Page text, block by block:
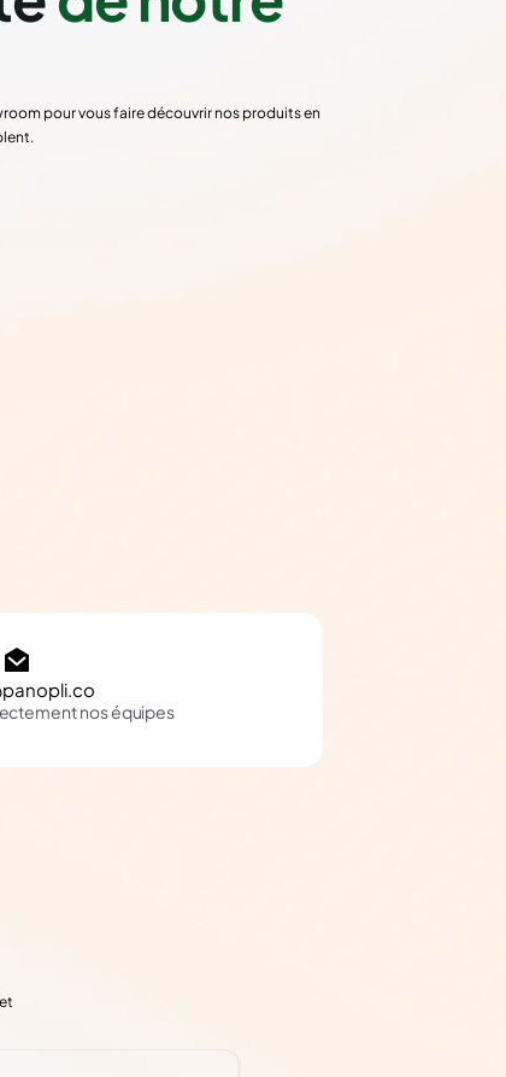
pour vous faire découvrir nos produits en
nos équipes